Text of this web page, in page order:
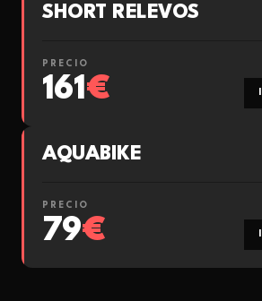
SHORT RELEVOS
PRECIO
161€
AQUABIKE
PRECIO
79€